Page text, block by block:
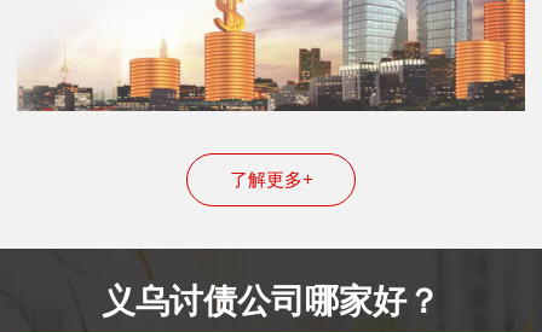
了解更多+
义乌讨债公司哪家好？